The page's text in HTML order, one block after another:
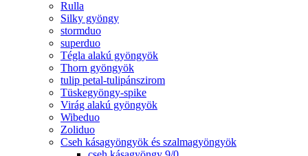
Rulla
Silky gyöngy
stormduo
superduo
Tégla alakú gyöngyök
Thorn gyöngyök
tulip petal-tulipánszirom
Tüskegyöngy-spike
Virág alakú gyöngyök
Wibeduo
Zoliduo
Cseh kásagyöngyök és szalmagyöngyök